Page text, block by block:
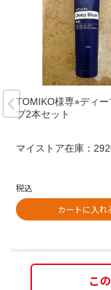
TOMIKO様専⭐︎ディ
ブ2本セット
マイストア在庫：
税込
カートに入れ
こ